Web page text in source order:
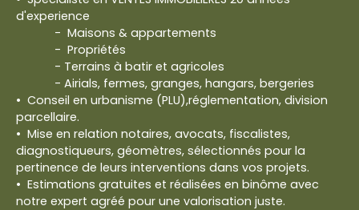
d'experience
- Maisons & appartements
- Propriétés
- Terrains à batir et agricoles
- Airials, fermes, granges, hangars, bergeries
Conseil en urbanisme (PLU),réglementation, division
parcellaire.
Mise en relation notaires, avocats, fiscalistes,
diagnostiqueurs, géomètres, sélectionnés pour la
pertinence de leurs interventions dans vos projets.
Estimations gratuites et réalisées en binôme avec
notre expert agréé pour une valorisation juste.